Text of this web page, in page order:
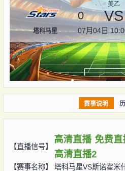
塔科马星
美乙
0 VS
07月04日
赛事说明
【直播信号】
高清直播 免费直
高清直播2
【赛事名称】 塔科马星VS斯诺霍米